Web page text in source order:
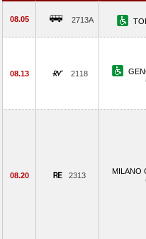
08.05 2713A
08.13 2118
08.20 2313
MILANO